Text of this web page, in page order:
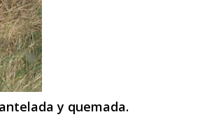
y quemada.